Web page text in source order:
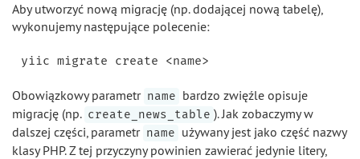
Aby utworzyć nową migrację (np. dodającej nową tabelę),
wykonujemy następujące polecenie:
Obowiązkowy parametr name bardzo zwięźle opisuje
migrację (np. create_news_table ). Jak zobaczymy w
dalszej części, parametr name używany jest jako część nazwy
klasy PHP. Z tej przyczyny powinien zawierać jedynie litery,